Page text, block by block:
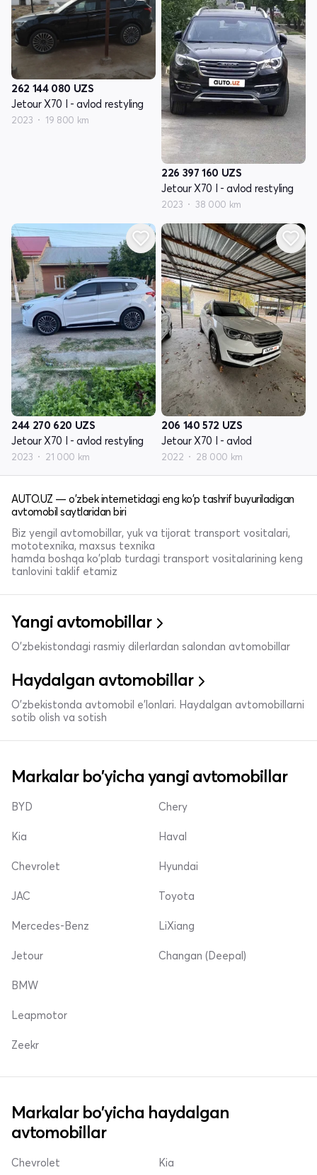
262 144 080 UZS
Jetour X70 I - avlod restyling
2023 19 800 km
226 397 160 UZS
Jetour X70 I - avlod restyling
2023 38 000 km
244 270 620 UZS
Jetour X70 I - avlod restyling
2023 21 000 km
206 140 572 UZS
Jetour X70 I - avlod
2022 28 000 km
AUTO.UZ — o'zbek internetidagi eng ko'p tashrif buyuriladigan
avtomobil saytlaridan biri
Biz yengil avtomobillar, yuk va tijorat transport vositalari,
mototexnika, maxsus texnika
hamda boshqa ko'plab turdagi transport vositalarining keng
tanlovini taklif etamiz
Yangi avtomobillar
O'zbekistondagi rasmiy dilerlardan salondan avtomobillar
Haydalgan avtomobillar
O'zbekistonda avtomobil e’lonlari. Haydalgan avtomobillarni
sotib olish va sotish
Markalar bo'yicha yangi avtomobillar
BYD
Kia
Chevrolet
Chery
Haval
Hyundai
JAC
Mercedes-Benz
Jetour
Toyota
LiXiang
Changan (Deepal)
BMW
Leapmotor
Zeekr
Markalar bo'yicha haydalgan
avtomobillar
Chevrolet Kia